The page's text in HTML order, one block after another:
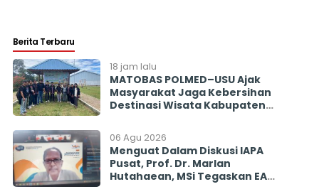
Berita Terbaru
18 jam lalu
MATOBAS POLMED–USU Ajak
Masyarakat Jaga Kebersihan
Destinasi Wisata Kabupaten
06 Agu 2026
Menguat Dalam Diskusi IAPA
Pusat, Prof. Dr. Marlan
Hutahaean, MSi Tegaskan EAP